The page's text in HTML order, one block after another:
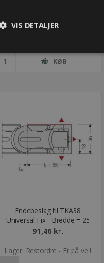
591,63 kr.
KØB
Endebeslag til TKA38
Universal Fix - Bredde = 25
91,46 kr.
Lager: Restordre - Er på vej!
VIS DETALJER